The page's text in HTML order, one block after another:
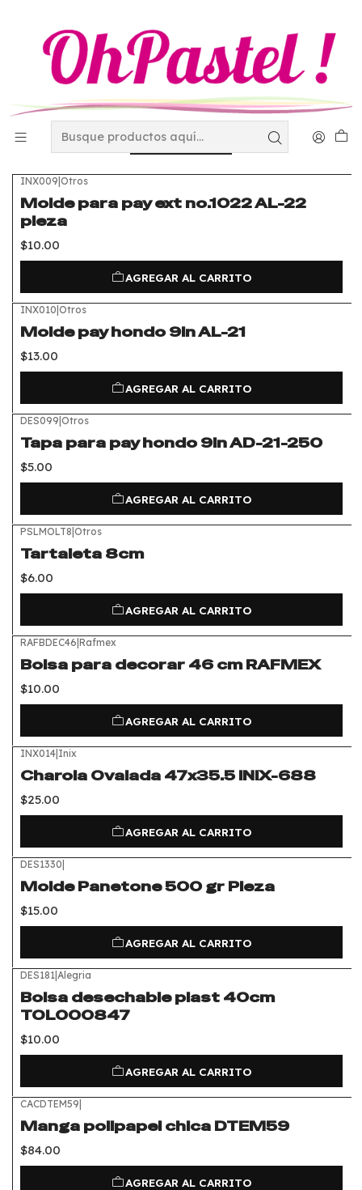
Moldes y mangas de un
solo uso
FILTROS
INX009|Otros
Molde para pay ext no.1022 AL-22
pieza
$10.00
AGREGAR AL CARRITO
INX010|Otros
Molde pay hondo 9in AL-21
$13.00
AGREGAR AL CARRITO
DES099|Otros
Tapa para pay hondo 9in AD-21-250
$5.00
AGREGAR AL CARRITO
PSLMOLT8|Otros
Tartaleta 8cm
$6.00
AGREGAR AL CARRITO
RAFBDEC46|Rafmex
Bolsa para decorar 46 cm RAFMEX
$10.00
AGREGAR AL CARRITO
INX014|Inix
Charola Ovalada 47x35.5 INIX-688
$25.00
AGREGAR AL CARRITO
DES1330|
Molde Panetone 500 gr Pieza
$15.00
AGREGAR AL CARRITO
DES181|Alegria
Bolsa desechable plast 40cm
TOL000847
$10.00
AGREGAR AL CARRITO
CACDTEM59|
Manga polipapel chica DTEM59
$84.00
AGREGAR AL CARRITO